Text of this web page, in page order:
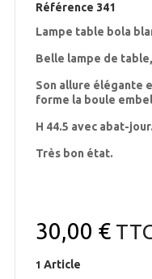
Référence 341
Lampe table bola
Belle lampe de
Son allure élégante
forme la boule
H 44.5 avec abat-jour.
Très bon état.
30,00 €
1 Article